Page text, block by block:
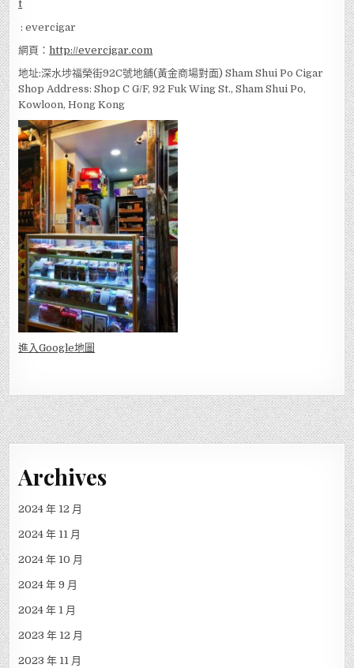
: evercigar
網頁：http://evercigar.com
地址:深水埗福榮街92C號地舖(黃金商場對面) Sham Shui Po Cigar
Shop Address: Shop C G/F, 92 Fuk Wing St., Sham Shui Po,
Kowloon, Hong Kong
進入Google地圖
Archives
2024 年 12 月
2024 年 11 月
2024 年 10 月
2024 年 9 月
2024 年 1 月
2023 年 12 月
2023 年 11 月